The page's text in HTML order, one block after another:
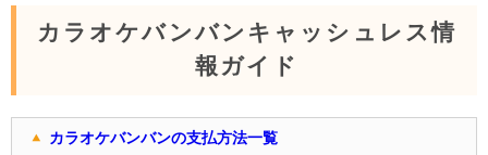
カラオケバンバンキャッシュレス情
報ガイド
カラオケバンバンの支払方法一覧